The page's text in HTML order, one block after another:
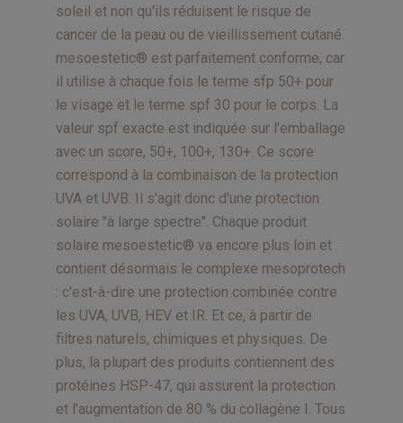
soleil et non qu'ils réduisent le risque de
cancer de la peau ou de vieillissement cutané.
mesoestetic® est parfaitement conforme, car
il utilise à chaque fois le terme sfp 50+ pour
le visage et le terme spf 30 pour le corps. La
valeur spf exacte est indiquée sur l'emballage
avec un score, 50+, 100+, 130+. Ce score
correspond à la combinaison de la protection
UVA et UVB. Il s'agit donc d'une protection
solaire "à large spectre". Chaque produit
solaire mesoestetic® va encore plus loin et
contient désormais le complexe mesoprotech
: c'est-à-dire une protection combinée contre
les UVA, UVB, HEV et IR. Et ce, à partir de
filtres naturels, chimiques et physiques. De
plus, la plupart des produits contiennent des
protéines HSP-47, qui assurent la protection
et l'augmentation de 80 % du collagène I. Tous